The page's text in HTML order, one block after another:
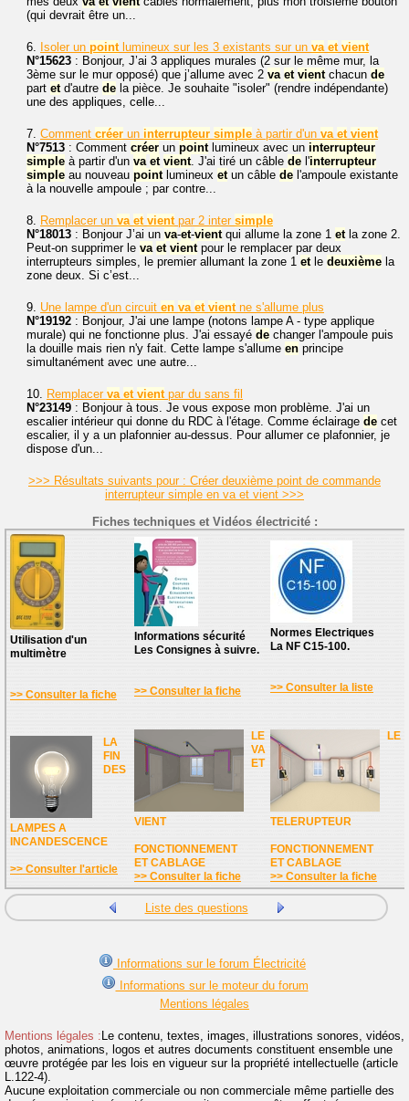
(qui devrait être un...
6. Isoler un point lumineux sur les 3 existants sur un va et vient
N°15623 : Bonjour, J’ai 3 appliques murales (2 sur le même mur, la
3ème sur le mur opposé) que j’allume avec 2 va et vient chacun de
part et d'autre de la pièce. Je souhaite "isoler" (rendre indépendante)
une des appliques, celle...
7. Comment créer un interrupteur simple à partir d'un va et vient
N°7513 : Comment créer un point lumineux avec un interrupteur
simple à partir d'un va et vient . J'ai tiré un câble de l'interrupteur
simple au nouveau point lumineux et un câble de l'ampoule existante
à la nouvelle ampoule ; par contre...
8. Remplacer un va et vient par 2 inter simple
N°18013 : Bonjour J’ai un va-et-vient qui allume la zone 1 et la zone 2.
Peut-on supprimer le va et vient pour le remplacer par deux
interrupteurs simples, le premier allumant la zone 1 et le deuxième la
zone deux. Si c’est...
9. Une lampe d'un circuit en va et vient ne s'allume plus
N°19192 : Bonjour, J'ai une lampe (notons lampe A - type applique
murale) qui ne fonctionne plus. J'ai essayé de changer l'ampoule puis
la douille mais rien n'y fait. Cette lampe s'allume en principe
simultanément avec une autre...
10. Remplacer va et vient par du sans fil
N°23149 : Bonjour à tous. Je vous expose mon problème. J'ai un
escalier intérieur qui donne du RDC à l'étage. Comme éclairage de cet
escalier, il y a un plafonnier au-dessus. Pour allumer ce plafonnier, je
dispose d'un...
>>> Résultats suivants pour : Créer deuxième point de commande
interrupteur simple en va et vient >>>
Fiches techniques et Vidéos électricité :
Utilisation d'un
multimètre
>> Consulter la fiche
Informations sécurité
Les Consignes à suivre.
>> Consulter la fiche
Normes Electriques
La NF C15-100.
>> Consulter la liste
LA
FIN
DES
LAMPES A
INCANDESCENCE
>> Consulter l'article
LE
VA
ET
VIENT
FONCTIONNEMENT
ET CABLAGE
>> Consulter la fiche
LE
TELERUPTEUR
FONCTIONNEMENT
ET CABLAGE
>> Consulter la fiche
Liste des questions
Informations sur le forum Électricité
Informations sur le moteur du forum
Mentions légales
Mentions légales :Le contenu, textes, images, illustrations sonores, vidéos,
photos, animations, logos et autres documents constituent ensemble une
œuvre protégée par les lois en vigueur sur la propriété intellectuelle (article
L.122-4).
Aucune exploitation commerciale ou non commerciale même partielle des